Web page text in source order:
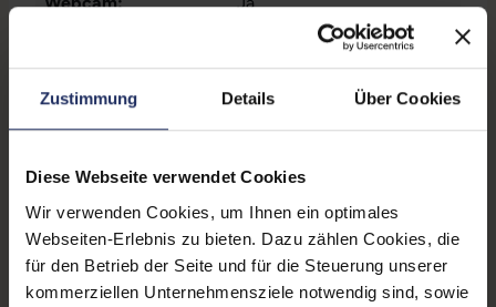
Zustimmung Details Über Cookies
Diese Webseite verwendet Cookies
Wir verwenden Cookies, um Ihnen ein optimales
Webseiten-Erlebnis zu bieten. Dazu zählen Cookies, die
für den Betrieb der Seite und für die Steuerung unserer
kommerziellen Unternehmensziele notwendig sind, sowie
Schnittstellen:
1x Audio / Mikrofon - 3.5
USB 3 Typ A
Displaygröße: 14,0 Zoll
LTE: Ja
Displayauflösung: 1920 x 1080 FHD